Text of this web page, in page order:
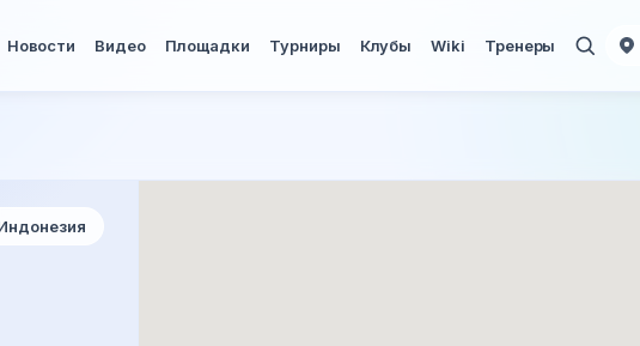
Новости Видео Площадки Турниры Клубы Wiki Тренеры